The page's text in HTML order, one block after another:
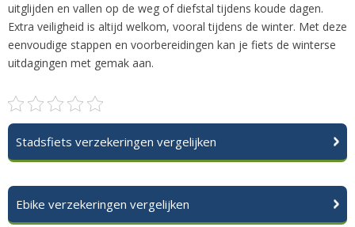
uitglijden en vallen op de weg of diefstal tijdens koude dagen.
Extra veiligheid is altijd welkom, vooral tijdens de winter. Met deze
eenvoudige stappen en voorbereidingen kan je fiets de winterse
uitdagingen met gemak aan.
Stadsfiets verzekeringen vergelijken
Ebike verzekeringen vergelijken